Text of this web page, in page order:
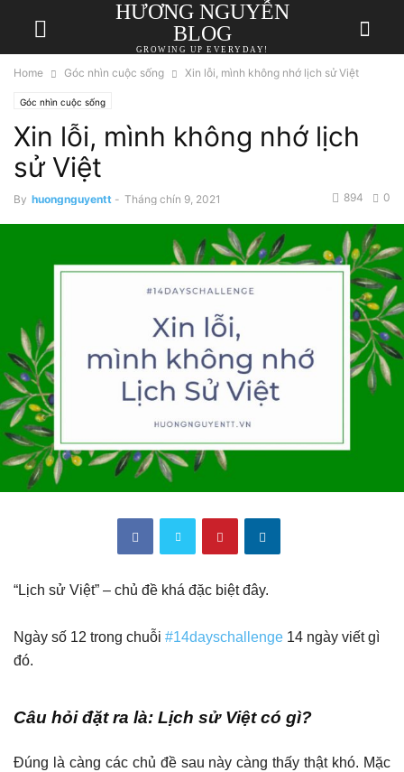
HƯƠNG NGUYỄN
BLOG
GROWING UP EVERYDAY!
Home Góc nhìn cuộc sống Xin lỗi, mình không nhớ lịch sử Việt
Góc nhìn cuộc sống
Xin lỗi, mình không nhớ lịch
sử Việt
By huongnguyentt - Tháng chín 9, 2021 0
894
“Lịch sử Việt” – chủ đề khá đặc biệt đây.
Ngày số 12 trong chuỗi #14dayschallenge 14 ngày viết gì
đó.
Câu hỏi đặt ra là: Lịch sử Việt có gì?
Đúng là càng các chủ đề sau này càng thấy thật khó. Mặc